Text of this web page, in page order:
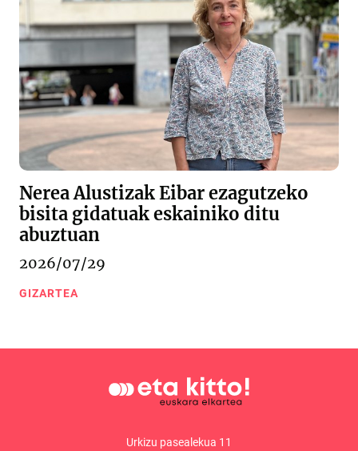
Nerea Alustizak Eibar ezagutzeko
bisita gidatuak eskainiko ditu
abuztuan
2026/07/29
GIZARTEA
Urkizu pasealekua 11